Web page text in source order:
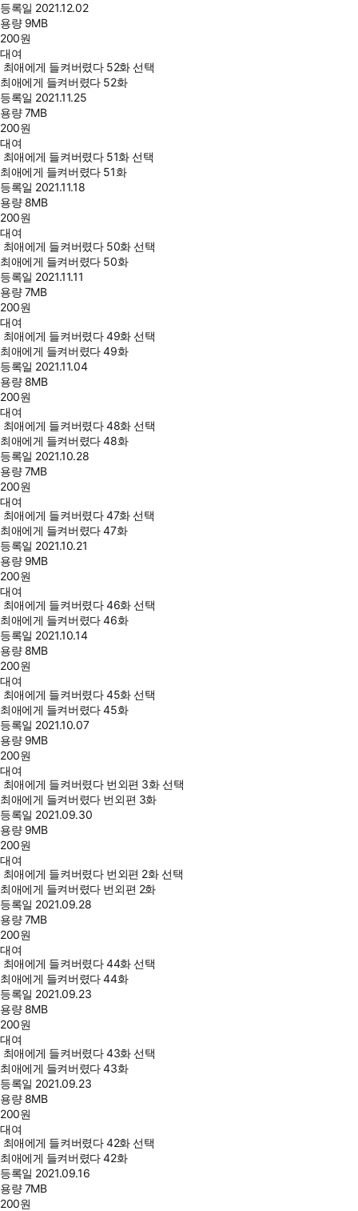
등록일 2021.12.02
용량 9MB
200원
대여
최애에게 들켜버렸다 52화 선택
최애에게 들켜버렸다 52화
등록일 2021.11.25
용량7MB
200원
대여
최애에게 들켜버렸다 51화 선택
최애에게 들켜버렸다 51화
등록일 2021.11.18
용량 8MB
200원
대여
최애에게 들켜버렸다 50화 선택
최애에게 들켜버렸다 50화
등록일 2021.11.11
용량7MB
200원
대여
최애에게 들켜버렸다 49화 선택
최애에게 들켜버렸다 49화
등록일 2021.11.04
용량 8MB
200원
대여
최애에게 들켜버렸다 48화 선택
최애에게 들켜버렸다 48화
등록일 2021.10.28
용량7MB
200원
대여
최애에게 들켜버렸다 47화 선택
최애에게 들켜버렸다 47화
등록일 2021.10.21
용량 9MB
200원
대여
최애에게 들켜버렸다 46화 선택
최애에게 들켜버렸다 46화
등록일 2021.10.14
용량 8MB
200원
대여
최애에게 들켜버렸다 45화 선택
최애에게 들켜버렸다 45화
등록일 2021.10.07
용량 9MB
200원
대여
최애에게 들켜버렸다 번외편 3화 선택
최애에게 들켜버렸다 번외편 3화
등록일 2021.09.30
용량 9MB
200원
대여
최애에게 들켜버렸다 번외편 2화 선택
최애에게 들켜버렸다 번외편 2화
등록일 2021.09.28
용량7MB
200원
대여
최애에게 들켜버렸다 44화 선택
최애에게 들켜버렸다 44화
등록일 2021.09.23
용량 8MB
200원
대여
최애에게 들켜버렸다 43화 선택
최애에게 들켜버렸다 43화
등록일 2021.09.23
용량 8MB
200원
대여
최애에게 들켜버렸다 42화 선택
최애에게 들켜버렸다 42화
등록일 2021.09.16
용량7MB
200원